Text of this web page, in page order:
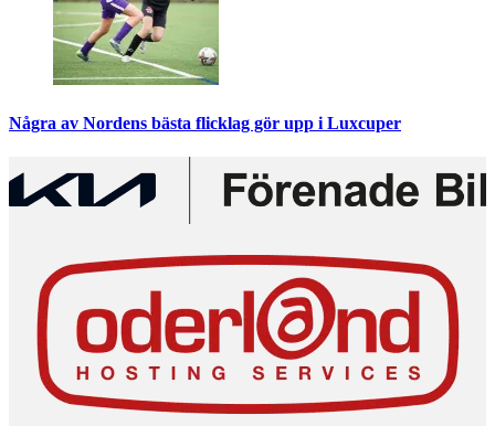
Några av Nordens bästa flicklag gör upp i Luxcuper